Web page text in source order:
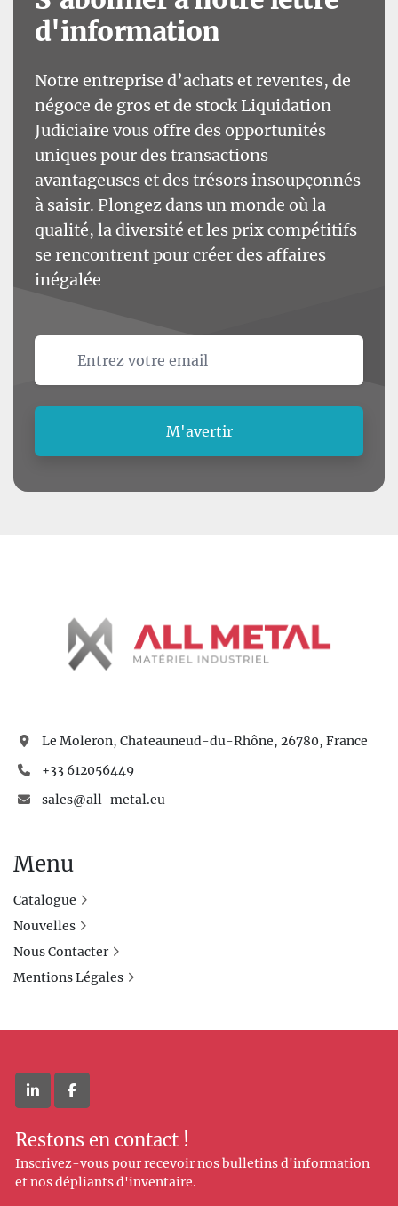
d'information
Notre entreprise d’achats et reventes, de
négoce de gros et de stock Liquidation
Judiciaire vous offre des opportunités
uniques pour des transactions
avantageuses et des trésors insoupçonnés
à saisir. Plongez dans un monde où la
qualité, la diversité et les prix compétitifs
se rencontrent pour créer des affaires
inégalée
M'avertir
linkedinfacebook
Restons en contact !
Inscrivez-vous pour recevoir nos bulletins d'information
et nos dépliants d'inventaire.
Le Moleron, Chateauneud-du-Rhône, 26780, France
+33 612056449
sales@all-metal.eu
Menu
Catalogue
Nouvelles
Nous Contacter
Mentions Légales